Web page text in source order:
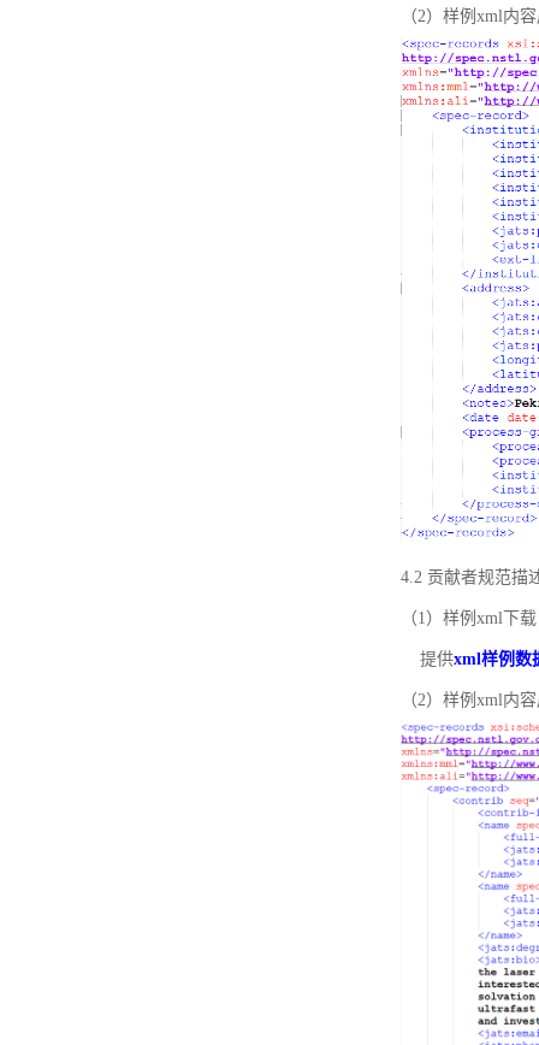
（2）样例xml内
4.2 贡献者规范描
（1）样例xml下载
提供xml样例数
（2）样例xml内